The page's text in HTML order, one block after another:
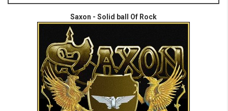
Saxon - Solid ball Of Rock